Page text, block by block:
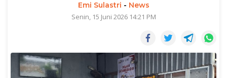
Emi Sulastri - News
Senin, 15 Juni 2026 14:21 PM